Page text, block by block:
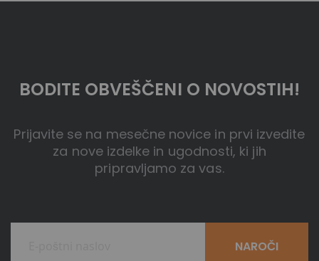
BODITE OBVEŠČENI O NOVOSTIH!
Prijavite se na mesečne novice in prvi izvedite
za nove izdelke in ugodnosti, ki jih
pripravljamo za vas.
NAROČI